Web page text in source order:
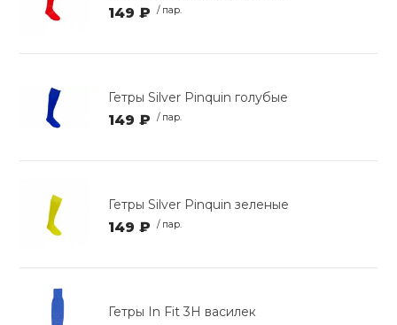
149 ₽ / пар.
Гетры Silver Pinquin голубые
149 ₽ / пар.
Гетры Silver Pinquin зеленые
149 ₽ / пар.
Гетры In Fit 3Н василек